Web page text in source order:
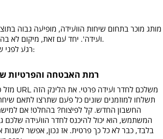
ועידה'. יחד עם זאת, מיקום לא בהכרח אומר שאתם מקבלים את המוצר הטוב ביותר שאתם יכולים.
רגע לפני שאתם ממהרים לבחור, הנה כמה נקודות שחשוב לקחת בחשבון:
רמת האבטחה והפרטיות
תשלחו למוזמנים שונים כל פעם שתרצו לתאם
החשבון החדש. קל לפיצוח? בהחלט! אם
המשתמש, הוא יכול להיכנס לחדר הוועידה שלכם
בלבד, כבר לא כל כך פרטית. אז נכון, אפשר